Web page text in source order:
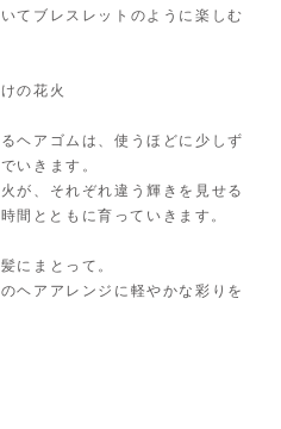
てブレスレットのように楽しむ
の花火
ヘアゴムは、使うほどに少しず
いきます。
が、それぞれ違う輝きを見せる
間とともに育っていきます。
にまとって。
ヘアアレンジに軽やかな彩りを